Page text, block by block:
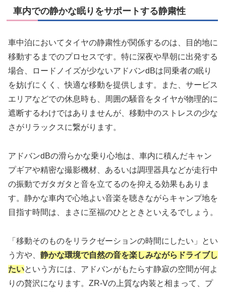
車内での静かな眠りをサポートする静粛性
車中泊においてタイヤの静粛性が関係するのは、目的地に
移動するまでのプロセスです。特に深夜や早朝に出発する
場合、ロードノイズが少ないアドバンdBは同乗者の眠り
を妨げにくく、快適な移動を提供します。また、サービス
エリアなどでの休息時も、周囲の騒音をタイヤが物理的に
遮断するわけではありませんが、移動中のストレスの少な
さがリラックスに繋がります。
アドバンdBの滑らかな乗り心地は、車内に積んだキャン
プギアや精密な撮影機材、あるいは調理器具などが走行中
の振動でガタガタと音を立てるのを抑える効果もありま
す。静かな車内で心地よい音楽を聴きながらキャンプ地を
目指す時間は、まさに至福のひとときといえるでしょう。
「移動そのものをリラクゼーションの時間にしたい」とい
う方や、 静かな環境で自然の音を楽しみながらドライブし
たいという方には、アドバンがもたらす静寂の空間が何よ
りの贅沢になります。ZR-Vの上質な内装と相まって、プ